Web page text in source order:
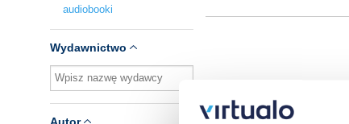
audiobooki
Wydawnictwo
Autor